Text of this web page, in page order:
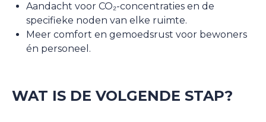
Aandacht voor CO₂-concentraties en de
specifieke noden van elke ruimte.
Meer comfort en gemoedsrust voor bewoners
én personeel.
WAT IS DE VOLGENDE STAP?